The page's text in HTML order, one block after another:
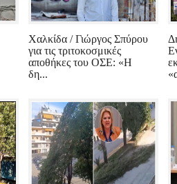
Χαλκίδα / Γιώργος Σπύρου
για τις τριτοκοσμικές
αποθήκες του ΟΣΕ: «Η
δη...